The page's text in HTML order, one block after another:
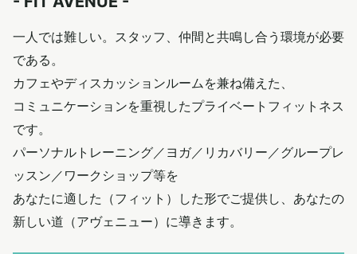
一人では難しい。スタッフ、仲間と共鳴し合う環境が必要
である。
カフェやディスカッションルームを兼ね備えた、
コミュニケーションを重視したプライベートフィットネス
です。
パーソナルトレーニング／ヨガ／リカバリー／グループレ
ッスン／ワークショップ等を
あなたに適した（フィット）した形でご提供し、あなたの
新しい道（アヴェニュー）に導きます。